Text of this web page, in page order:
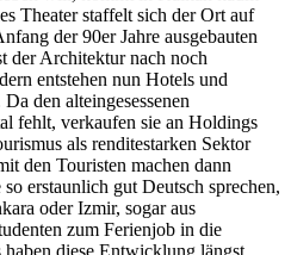
Theater staffelt sich der Ort auf
der 90er Jahre ausgebauten
der Architektur nach noch
entstehen nun Hotels und
den alteingesessenen
fehlt, verkaufen sie an Holdings
als renditestarken Sektor
den Touristen machen dann
erstaunlich gut Deutsch sprechen,
oder Izmir, sogar aus
zum Ferienjob in die
diese Entwicklung längst